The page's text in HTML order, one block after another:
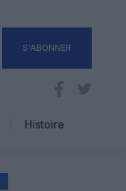
S'ABONNER
Histoire